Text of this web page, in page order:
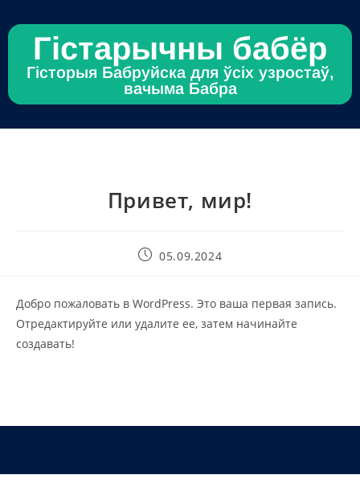
Гістарычны бабёр
Гісторыя Бабруйска для ўсіх узростаў,
вачыма Бабра
Привет, мир!
05.09.2024
Добро пожаловать в WordPress. Это ваша первая запись.
Отредактируйте или удалите ее, затем начинайте
создавать!